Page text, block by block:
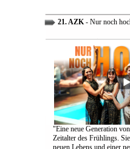
21. AZK- Nur noch
"Eine neue Generation
Zeitalter des Frühlings.
neuen Lebens und einer